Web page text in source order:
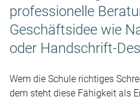
professionelle
Geschäftsidee wie
oder Handschrift-
Wem die Schule richtiges
dem steht diese Fähigkeit als